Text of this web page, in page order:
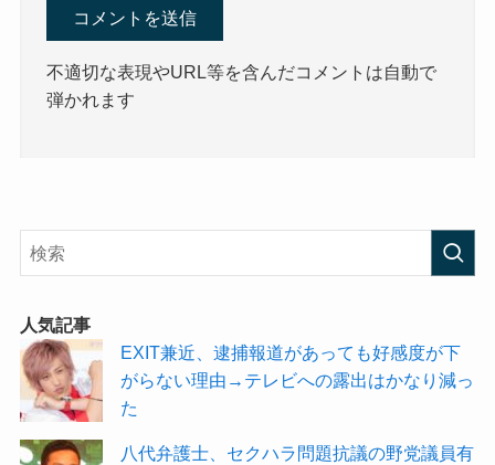
不適切な表現やURL等を含んだコメントは自動で
弾かれます
人気記事
EXIT兼近、逮捕報道があっても好感度が下
がらない理由→テレビへの露出はかなり減っ
た
八代弁護士、セクハラ問題抗議の野党議員有